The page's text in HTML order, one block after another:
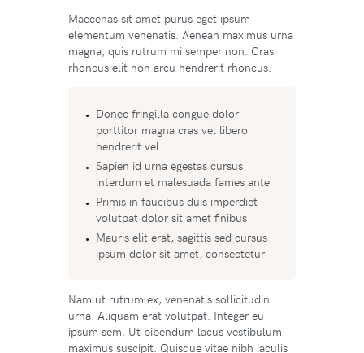
Maecenas sit amet purus eget ipsum
elementum venenatis. Aenean maximus urna
magna, quis rutrum mi semper non. Cras
rhoncus elit non arcu hendrerit rhoncus.
Donec fringilla congue dolor
porttitor magna cras vel libero
hendrerit vel
Sapien id urna egestas cursus
interdum et malesuada fames ante
Primis in faucibus duis imperdiet
volutpat dolor sit amet finibus
Mauris elit erat, sagittis sed cursus
ipsum dolor sit amet, consectetur
Nam ut rutrum ex, venenatis sollicitudin
urna. Aliquam erat volutpat. Integer eu
ipsum sem. Ut bibendum lacus vestibulum
maximus suscipit. Quisque vitae nibh iaculis